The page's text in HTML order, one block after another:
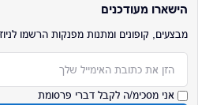
הישארו מעודכנים
מבצעים, קופונים ומתנות מפנקות הרשמו
אני מסכימ/ה לקבל דברי פרסומת